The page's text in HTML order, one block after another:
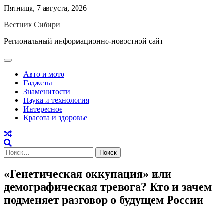
Skip
content
Пятница, 7 августа, 2026
Вестник Сибири
Региональный информационно-новостной сайт
Авто и мото
Гаджеты
Знаменитости
Наука и технология
Интересное
Красота и здоровье
Найти:
«Генетическая оккупация» или
демографическая тревога? Кто и зачем
подменяет разговор о будущем России